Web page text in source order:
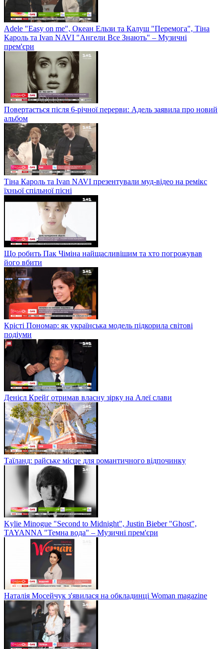
Adele "Easy on me", Океан Ельзи та Калуш "Перемога", Тіна
Кароль та Ivan NAVI "Ангели Все Знають" – Музичні
прем'єри
Повертається після 6-річної перерви: Адель заявила про новий
альбом
Тіна Кароль та Ivan NAVI презентували муд-відео на ремікс
їхньої спільної пісні
Що робить Пак Чіміна найщасливішим та хто погрожував
його вбити
Крісті Пономар: як українська модель підкорила світові
подіуми
Денієл Крейґ отримав власну зірку на Алеї слави
Таїланд: райське місце для романтичного відпочинку
Kylie Minogue "Second to Midnight", Justin Bieber "Ghost",
TAYANNA "Темна вода" – Музичні прем'єри
Наталія Мосейчук з'явилася на обкладинці Woman magazine